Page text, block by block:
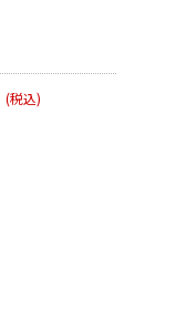
(税込)